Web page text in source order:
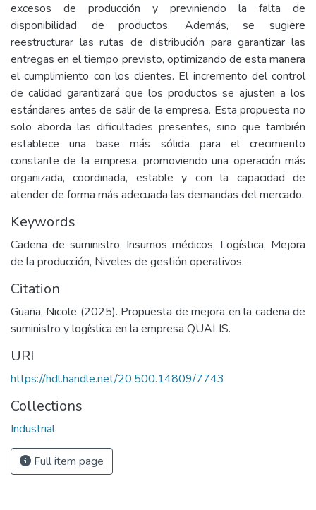
excesos de producción y previniendo la falta de
disponibilidad de productos. Además, se sugiere
reestructurar las rutas de distribución para garantizar las
entregas en el tiempo previsto, optimizando de esta manera
el cumplimiento con los clientes. El incremento del control
de calidad garantizará que los productos se ajusten a los
estándares antes de salir de la empresa. Esta propuesta no
solo aborda las dificultades presentes, sino que también
establece una base más sólida para el crecimiento
constante de la empresa, promoviendo una operación más
organizada, coordinada, estable y con la capacidad de
atender de forma más adecuada las demandas del mercado.
Keywords
Cadena de suministro, Insumos médicos, Logística, Mejora
de la producción, Niveles de gestión operativos.
Citation
Guaña, Nicole (2025). Propuesta de mejora en la cadena de
suministro y logística en la empresa QUALIS.
URI
https://hdl.handle.net/20.500.14809/7743
Collections
Industrial
Full item page